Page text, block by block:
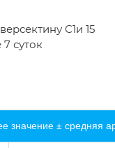
С1и 15
суток
значение ± средняя